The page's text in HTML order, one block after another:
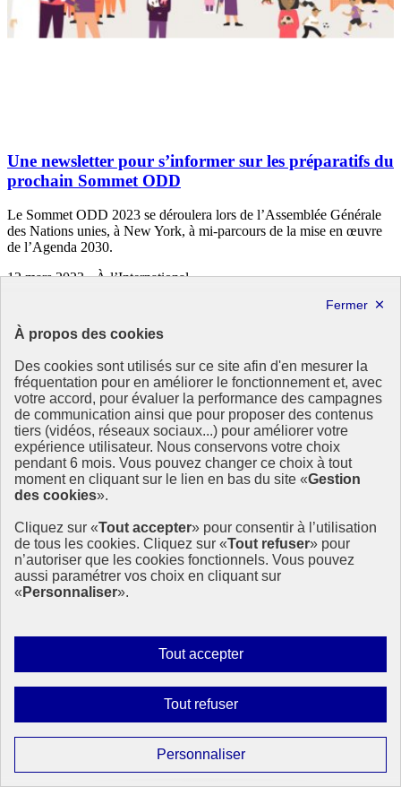
À propos des cookies
Des cookies sont utilisés sur ce site afin d'en mesurer la
fréquentation pour en améliorer le fonctionnement et, avec
votre accord, pour évaluer la performance des campagnes
de communication ainsi que pour proposer des contenus
tiers (vidéos, réseaux sociaux...) pour améliorer votre
expérience utilisateur. Nous conservons votre choix
pendant 6 mois. Vous pouvez changer ce choix à tout
moment en cliquant sur le lien en bas du site «Gestion
des cookies».
Cliquez sur «Tout accepter» pour consentir à l’utilisation
de tous les cookies. Cliquez sur «Tout refuser» pour
n’autoriser que les cookies fonctionnels. Vous pouvez
aussi paramétrer vos choix en cliquant sur
« Personnaliser».
Tout accepterAutoriser
tous
Tout refuserInterdire
tous
PersonnaliserParamétrer
les
Une newsletter pour s’informer sur les préparatifs du
prochain Sommet ODD
Le Sommet ODD 2023 se déroulera lors de l’Assemblée Générale
des Nations unies, à New York, à mi-parcours de la mise en œuvre
de l’Agenda 2030.
12 mars 2023 - À l’International